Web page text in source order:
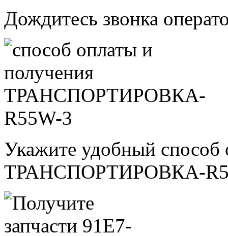
Дождитесь звонка
Укажите удобный способ
ТРАНСПОРТИРОВКА-